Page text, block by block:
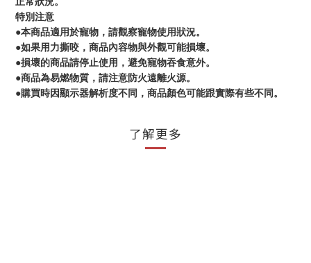
特別注意
●本商品適用於寵物，請觀察寵物使用狀況。
●如果用力撕咬，商品內容物與外觀可能損壞。
●損壞的商品請停止使用，避免寵物吞食意外。
●商品為易燃物質，請注意防火遠離火源。
●購買時因顯示器解析度不同，商品顏色可能跟實際有些不同。
了解更多